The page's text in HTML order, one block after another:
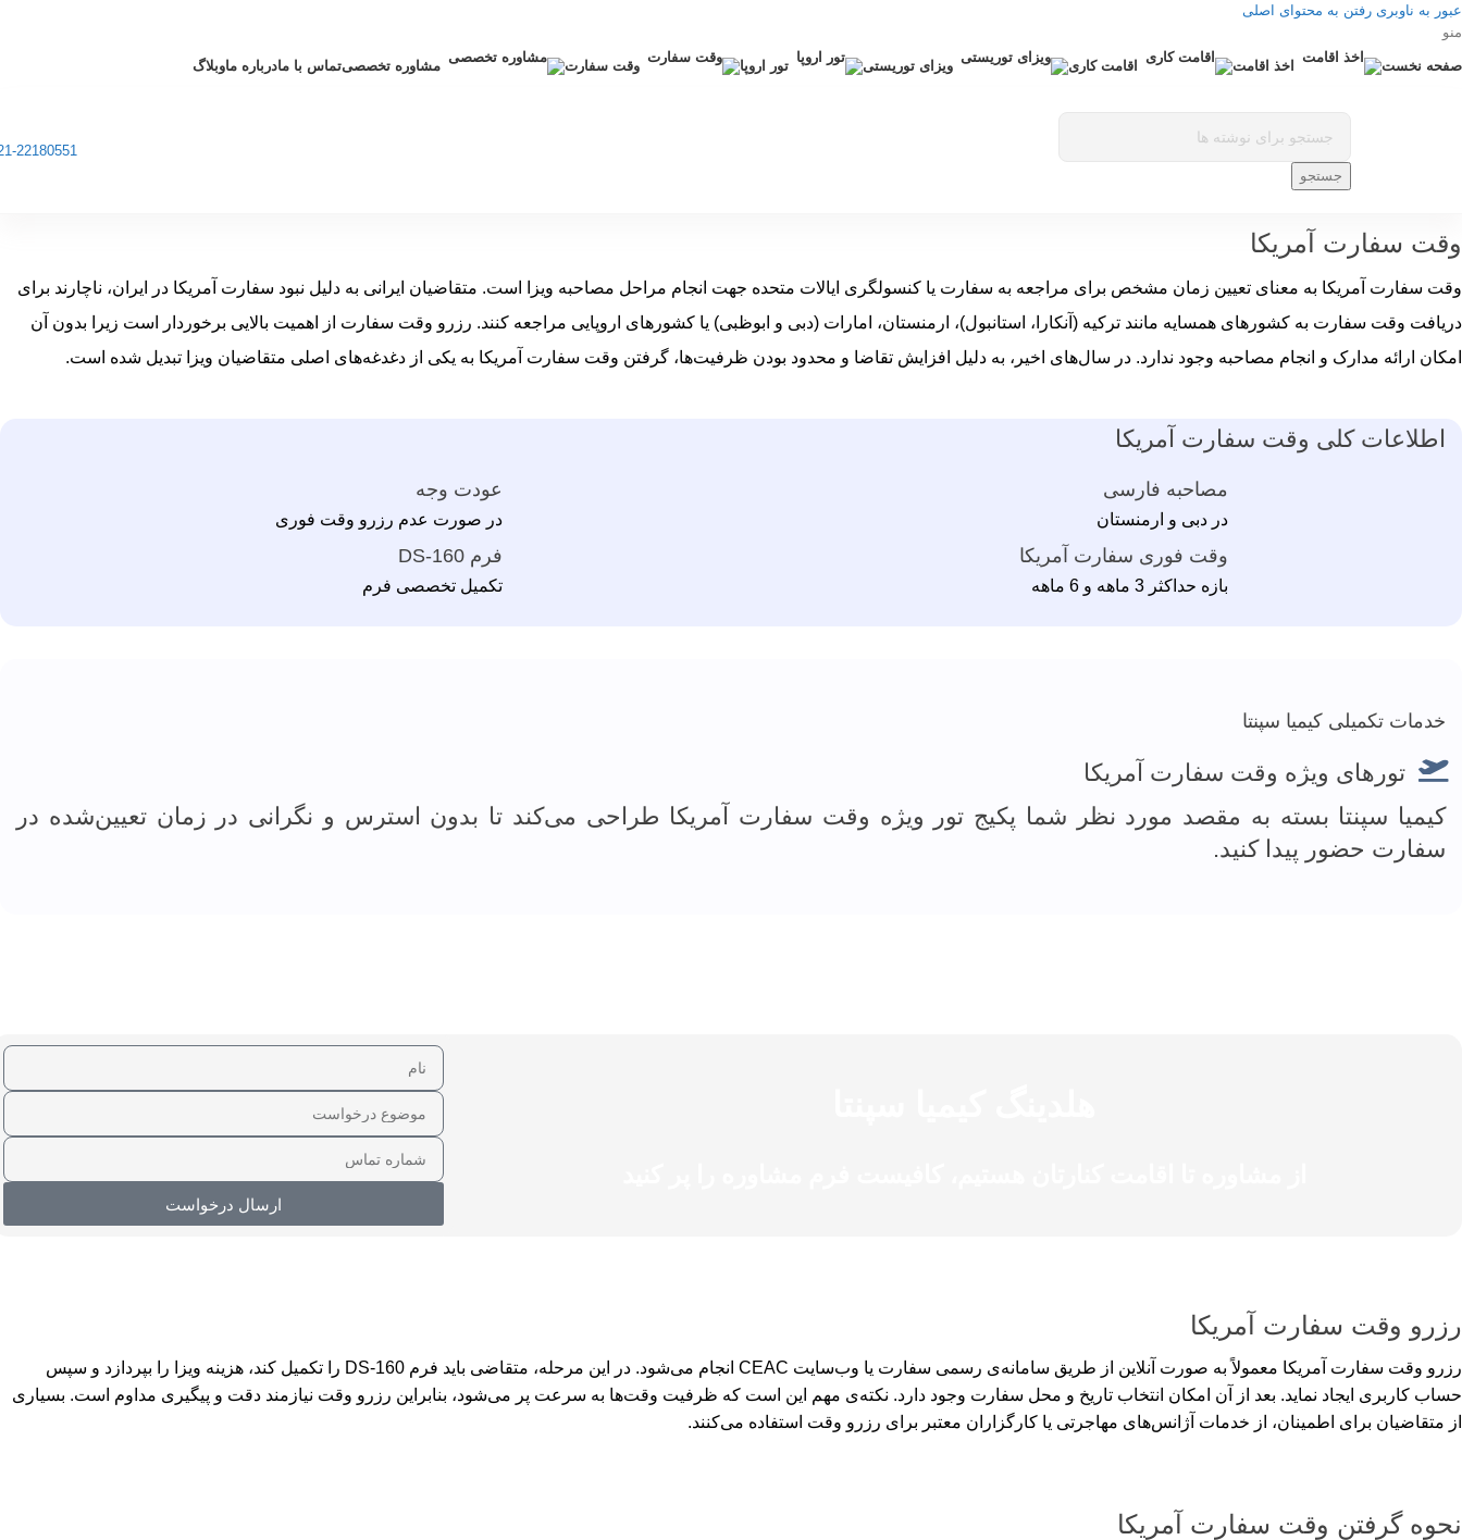
عبور به ناوبری رفتن به محتوای اصلی
منو
صفحه نخست اخذ اقامت اقامت کاری ویزای توریستی تور اروپا وقت سفارت مشاوره تخصصیتماس با مادرباره ماوبلاگ
جستجو
22180551
وقت سفارت آمریکا
وقت سفارت آمریکا به معنای تعیین زمان مشخص برای مراجعه به سفارت یا کنسولگری ایالات متحده جهت انجام مراحل مصاحبه ویزا است. متقاضیان ایرانی به دلیل نبود سفارت آمریکا در ایران، ناچارند برای
دریافت وقت سفارت به کشورهای همسایه مانند ترکیه (آنکارا، استانبول)، ارمنستان، امارات (دبی و ابوظبی) یا کشورهای اروپایی مراجعه کنند. رزرو وقت سفارت از اهمیت بالایی برخوردار است زیرا بدون آن
امکان ارائه مدارک و انجام مصاحبه وجود ندارد. در سال‌های اخیر، به دلیل افزایش تقاضا و محدود بودن ظرفیت‌ها، گرفتن وقت سفارت آمریکا به یکی از دغدغه‌های اصلی متقاضیان ویزا تبدیل شده است.
اطلاعات کلی وقت سفارت آمریکا
مصاحبه فارسی
در دبی و ارمنستان
عودت وجه
در صورت عدم رزرو وقت فوری
وقت فوری سفارت آمریکا
بازه حداکثر 3 ماهه و 6 ماهه
فرم DS-160
تکمیل تخصصی فرم
خدمات تکمیلی کیمیا سپنتا
تورهای ویژه وقت سفارت آمریکا
کیمیا سپنتا بسته به مقصد مورد نظر شما پکیج تور ویژه وقت سفارت آمریکا طراحی می‌کند تا بدون استرس و نگرانی در زمان تعیین‌شده در
سفارت حضور پیدا کنید.
ارسال درخواست
رزرو وقت سفارت آمریکا
رزرو وقت سفارت آمریکا معمولاً به صورت آنلاین از طریق سامانه‌ی رسمی سفارت یا وب‌سایت CEAC انجام می‌شود. در این مرحله، متقاضی باید فرم DS-160 را تکمیل کند، هزینه ویزا را بپردازد و سپس
حساب کاربری ایجاد نماید. بعد از آن امکان انتخاب تاریخ و محل سفارت وجود دارد. نکته‌ی مهم این است که ظرفیت وقت‌ها به سرعت پر می‌شود، بنابراین رزرو وقت نیازمند دقت و پیگیری مداوم است. بسیاری
از متقاضیان برای اطمینان، از خدمات آژانس‌های مهاجرتی یا کارگزاران معتبر برای رزرو وقت استفاده می‌کنند.
نحوه گرفتن وقت سفارت آمریکا